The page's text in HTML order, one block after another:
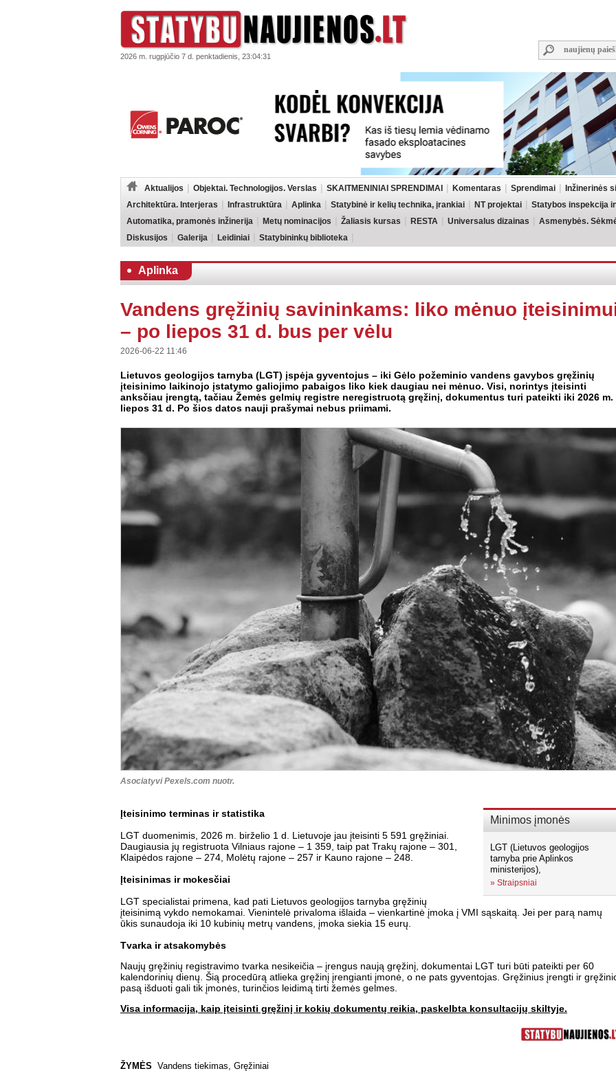
2026 m. rugpjūčio 7 d. penktadienis, 23:04:31
Aktualijos Objektai. Technologijos. Verslas SKAITMENINIAI SPRENDIMAI Komentaras Sprendimai
Inžinerinės
Architektūra. Interjeras
Infrastruktūra Aplinka Statybinė ir kelių technika, įrankiai NT projektai
Statybos inspekcija
Automatika, pramonės inžinerija
Metų nominacijos Žaliasis kursas RESTA Universalus dizainas
Asmenybės.
Diskusijos
Galerija Leidiniai Statybininkų biblioteka
Aplinka
Vandens gręžinių savininkams: liko mėnuo
– po liepos 31 d. bus per vėlu
2026-06-22 11:46
Lietuvos geologijos tarnyba (LGT) įspėja gyventojus – iki Gėlo požeminio vandens gavybos gręžinių
įteisinimo laikinojo įstatymo galiojimo pabaigos liko kiek daugiau nei mėnuo. Visi, norintys įteisinti
anksčiau įrengtą, tačiau Žemės gelmių registre neregistruotą gręžinį, dokumentus turi pateikti iki 2026 m.
liepos 31 d. Po šios datos nauji prašymai nebus priimami.
Asociatyvi Pexels.com nuotr.
Minimos įmonės
LGT (Lietuvos geologijos
tarnyba prie Aplinkos
ministerijos),
» Straipsniai
Įteisinimo terminas ir statistika
LGT duomenimis, 2026 m. birželio 1 d. Lietuvoje jau įteisinti 5 591 gręžiniai.
Daugiausia jų registruota Vilniaus rajone – 1 359, taip pat Trakų rajone – 301,
Klaipėdos rajone – 274, Molėtų rajone – 257 ir Kauno rajone – 248.
Įteisinimas ir mokesčiai
LGT specialistai primena, kad pati Lietuvos geologijos tarnyba gręžinių
įteisinimą vykdo nemokamai. Vienintelė privaloma išlaida – vienkartinė įmoka į VMI sąskaitą. Jei per parą namų
ūkis sunaudoja iki 10 kubinių metrų vandens, įmoka siekia 15 eurų.
Tvarka ir atsakomybės
Naujų gręžinių registravimo tvarka nesikeičia – įrengus naują gręžinį, dokumentai LGT turi būti pateikti per 60
kalendorinių dienų. Šią procedūrą atlieka gręžinį įrengianti įmonė, o ne pats gyventojas. Gręžinius įrengti ir
pasą išduoti gali tik įmonės, turinčios leidimą tirti žemės gelmes.
Visa informacija, kaip įteisinti gręžinį ir kokių dokumentų reikia, paskelbta konsultacijų skiltyje.
ŽYMĖS Vandens tiekimas, Gręžiniai